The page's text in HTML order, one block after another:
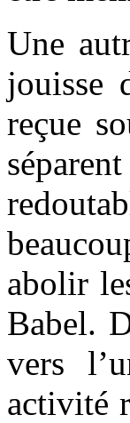
Une
jouisse
reçue
abolir
Babel.
vers
activité